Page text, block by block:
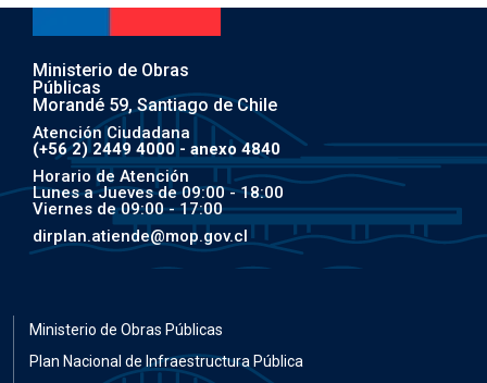
Ministerio de Obras
Públicas
Morandé 59, Santiago de Chile
Atención Ciudadana
(+56 2) 2449 4000 - anexo 4840
Horario de Atención
Lunes a Jueves de 09:00 - 18:00
Viernes de 09:00 - 17:00
dirplan.atiende@mop.gov.cl
Ministerio de Obras Públicas
Plan Nacional de Infraestructura Pública